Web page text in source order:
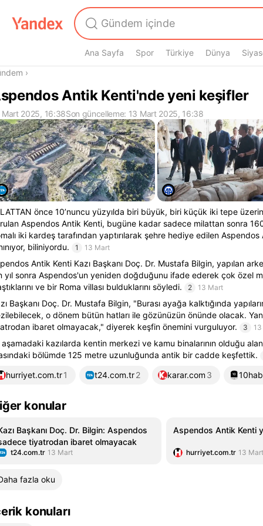
Ana Sayfa Spor Türkiye Dünya
›
Antik Kenti'nde yeni keşifler
Mart 2025, 16:38Son güncelleme: 13 Mart 2025, 16:38
önce 10’nuncu yüzyılda biri büyük, biri küçük iki tepe
Aspendos Antik Kenti, bugüne kadar sadece milattan sonra
iki kardeş tarafından yaptırılarak şehre hediye edilen
biliniyordu.
1 13 Mart
Antik Kenti Kazı Başkanı Doç. Dr. Mustafa Bilgin, yapılan
yıl sonra Aspendos'un yeniden doğduğunu ifade ederek çok özel
ve bir Roma villası bulduklarını söyledi.
2 13 Mart
Başkanı Doç. Dr. Mustafa Bilgin, "Burası ayağa kalktığında
o dönem bütün hatları ile gözünüzün önünde olacak.
ibaret olmayacak," diyerek keşfin önemini vurguluyor.
3
kazılarda kentin merkezi ve kamu binalarının olduğu
bölümde 125 metre uzunluğunda antik bir cadde keşfettik.
hurriyet.com.tr1 t24.com.tr2 karar.com 3
konular
Başkanı Doç. Dr. Bilgin: Aspendos
tiyatrodan ibaret olmayacak
t24.com.tr 13 Mart
Aspendos Antik Kenti
hurriyet.com.tr 13 Mart
fazla oku
konuları